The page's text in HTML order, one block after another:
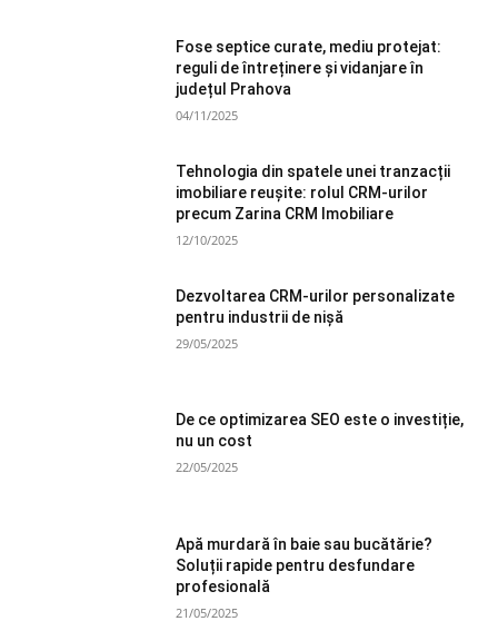
Fose septice curate, mediu protejat:
reguli de întreținere și vidanjare în
județul Prahova
04/11/2025
Tehnologia din spatele unei tranzacții
imobiliare reușite: rolul CRM-urilor
precum Zarina CRM Imobiliare
12/10/2025
Dezvoltarea CRM-urilor personalizate
pentru industrii de nișă
29/05/2025
De ce optimizarea SEO este o investiție,
nu un cost
22/05/2025
Apă murdară în baie sau bucătărie?
Soluții rapide pentru desfundare
profesională
21/05/2025